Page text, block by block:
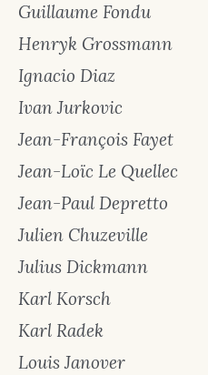
Guillaume Fondu
Henryk Grossmann
Ignacio Diaz
Ivan Jurkovic
Jean-François Fayet
Jean-Loïc Le Quellec
Jean-Paul Depretto
Julien Chuzeville
Julius Dickmann
Karl Korsch
Karl Radek
Louis Janover